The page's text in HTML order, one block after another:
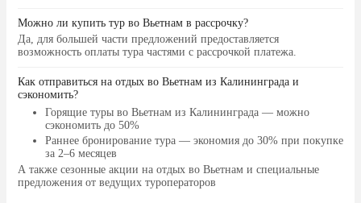
Можно ли купить тур во Вьетнам в рассрочку?
Да, для большей части предложений предоставляется
возможность оплаты тура частями с рассрочкой платежа.
Как отправиться на отдых во Вьетнам из Калининграда и
сэкономить?
Горящие туры во Вьетнамиз Калининграда — можно
сэкономить до 50%
Раннее бронирование тура— экономия до 30% при покупке
за 2–6 месяцев
А также сезонные акции на отдых во Вьетнам и специальные
предложения от ведущих туроператоров